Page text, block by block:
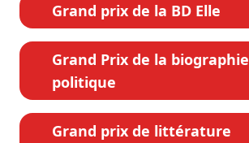
Grand prix de la BD Elle
Grand Prix de la biographie
politique
Grand prix de littérature